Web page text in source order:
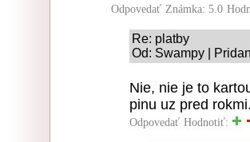
Odpovedať Známka: 5.0
Re: platby
Od: Swampy |
Nie, nie je to
pinu uz pred
Odpovedať Hodnotiť: